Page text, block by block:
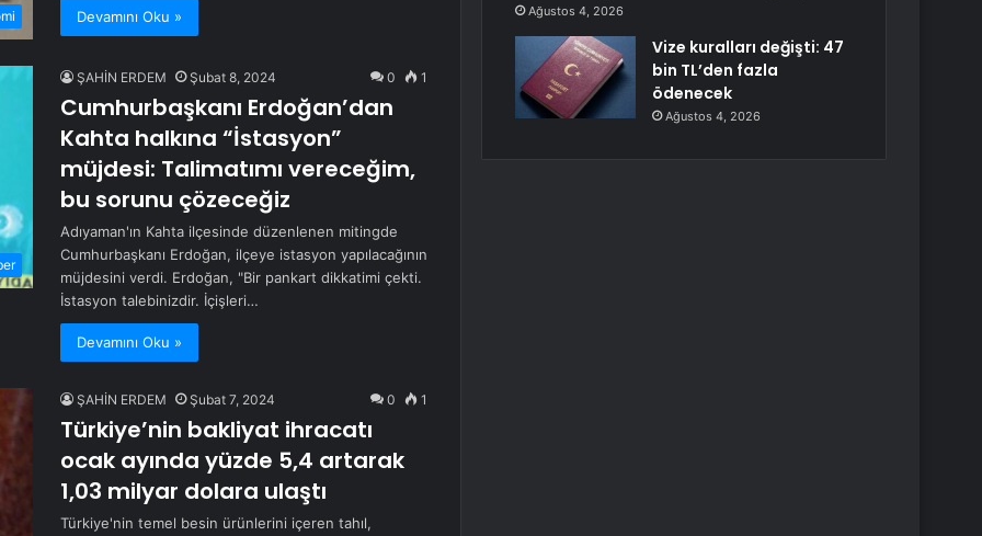
Devamını Oku »
ŞAHİN ERDEM Şubat 8, 2024 0 1
Cumhurbaşkanı Erdoğan’dan
Kahta halkına “İstasyon”
müjdesi: Talimatımı vereceğim,
bu sorunu çözeceğiz
Adıyaman'ın Kahta ilçesinde düzenlenen mitingde
Cumhurbaşkanı Erdoğan, ilçeye istasyon yapılacağının
müjdesini verdi. Erdoğan, "Bir pankart dikkatimi çekti.
İstasyon talebinizdir. İçişleri…
Devamını Oku »
ŞAHİN ERDEM Şubat 7, 2024 0 1
Türkiye’nin bakliyat ihracatı
ocak ayında yüzde 5,4 artarak
1,03 milyar dolara ulaştı
Türkiye'nin temel besin ürünlerini içeren tahıl,
Ağustos 4, 2026
Vize kuralları değişti: 47
bin TL’den fazla
ödenecek
Ağustos 4, 2026